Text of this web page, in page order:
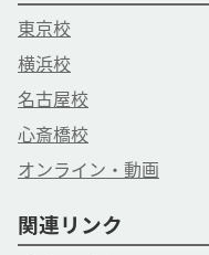
東京校
横浜校
名古屋校
心斎橋校
オンライン・動画
関連リンク